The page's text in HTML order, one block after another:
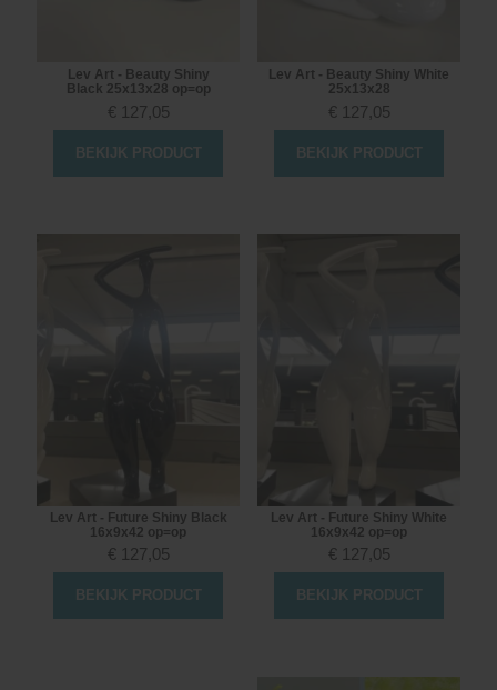
Lev Art - Beauty Shiny
Black 25x13x28 op=op
€ 127,05
BEKIJK PRODUCT
Lev Art - Beauty Shiny White
25x13x28
€ 127,05
BEKIJK PRODUCT
Lev Art - Future Shiny Black
16x9x42 op=op
€ 127,05
BEKIJK PRODUCT
Lev Art - Future Shiny White
16x9x42 op=op
€ 127,05
BEKIJK PRODUCT